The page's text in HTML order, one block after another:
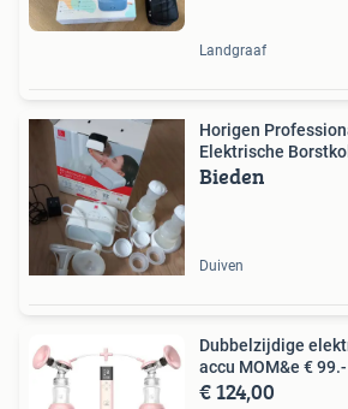
Landgraaf
Horigen
Elektrische
Bieden
Duiven
Dubbelzijdige
accu MOM&e € 99.-
€ 124,00